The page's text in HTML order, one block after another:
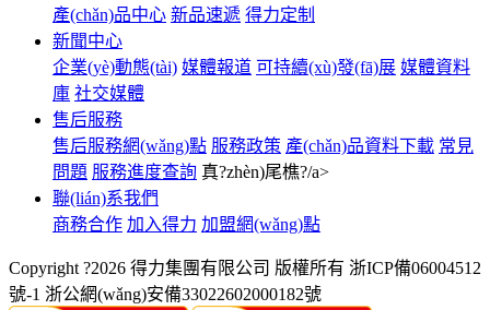
產(chǎn)品中心 新品速遞 得力定制
新聞中心
企業(yè)動態(tài) 媒體報道 可持續(xù)發(fā)展 媒體資料
庫 社交媒體
售后服務
售后服務網(wǎng)點 服務政策 產(chǎn)品資料下載 常見
問題 服務進度查詢 真?zhèn)尾樵?/a>
聯(lián)系我們
商務合作 加入得力 加盟網(wǎng)點
Copyright ?2026 得力集團有限公司 版權所有 浙ICP備06004512
號-1 浙公網(wǎng)安備33022602000182號